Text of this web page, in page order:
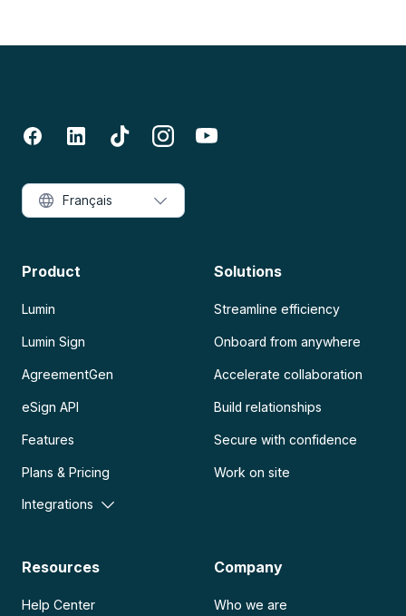
Product
Lumin
Lumin Sign
AgreementGen
eSign API
Features
Plans & Pricing
Integrations
Solutions
Streamline efficiency
Onboard from anywhere
Accelerate collaboration
Build relationships
Secure with confidence
Work on site
Resources
Help Center
Company
Who we are
Français